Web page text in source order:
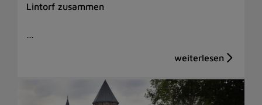
Lintorf zusammen
…